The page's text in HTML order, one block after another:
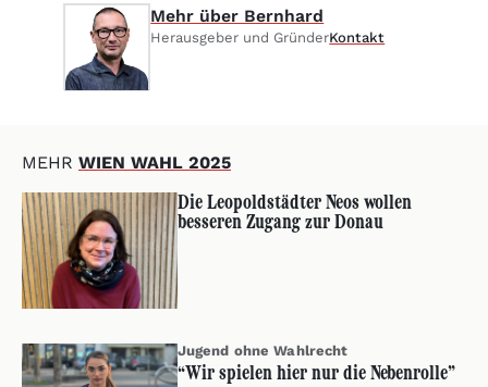
Mehr über Bernhard
Herausgeber und GründerKontakt
MEHR WIEN WAHL 2025
Die Leopoldstädter Neos wollen
besseren Zugang zur Donau
Jugend ohne Wahlrecht
“Wir spielen hier nur die Nebenrolle”